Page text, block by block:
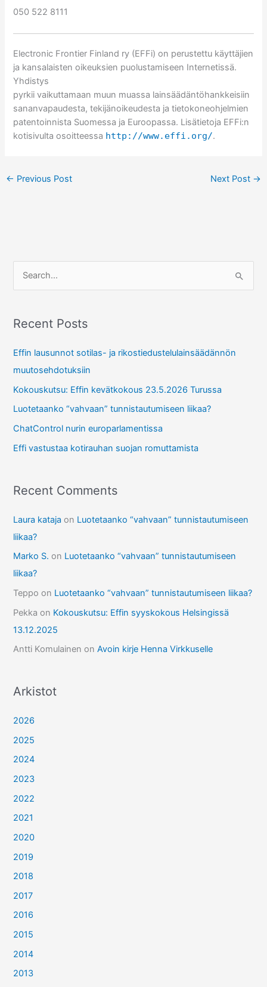
050 522 8111
Electronic Frontier Finland ry (EFFi) on perustettu käyttäjien
ja kansalaisten oikeuksien puolustamiseen Internetissä.
Yhdistys
pyrkii vaikuttamaan muun muassa lainsäädäntöhankkeisiin
sananvapaudesta, tekijänoikeudesta ja tietokoneohjelmien
patentoinnista Suomessa ja Euroopassa. Lisätietoja EFFi:n
kotisivulta osoitteessa http://www.effi.org/.
← Previous Post Next Post →
r
h
f
o
r
:
Recent Posts
Effin lausunnot sotilas- ja rikostiedustelulainsäädännön
muutosehdotuksiin
Kokouskutsu: Effin kevätkokous 23.5.2026 Turussa
Luotetaanko “vahvaan” tunnistautumiseen liikaa?
ChatControl nurin europarlamentissa
Effi vastustaa kotirauhan suojan romuttamista
Recent Comments
Laura kataja on Luotetaanko “vahvaan” tunnistautumiseen
liikaa?
Marko S. on Luotetaanko “vahvaan” tunnistautumiseen
liikaa?
Teppo on Luotetaanko “vahvaan” tunnistautumiseen liikaa?
Pekka on Kokouskutsu: Effin syyskokous Helsingissä
13.12.2025
Antti Komulainen onAvoin kirje Henna Virkkuselle
Arkistot
2026
2025
2024
2023
2022
2021
2020
2019
2018
2017
2016
2015
2014
2013